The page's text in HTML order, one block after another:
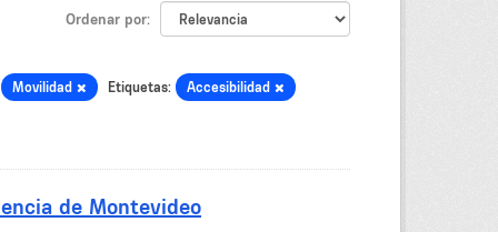
Ordenar por
Movilidad Etiquetas: Accesibilidad
de Montevideo